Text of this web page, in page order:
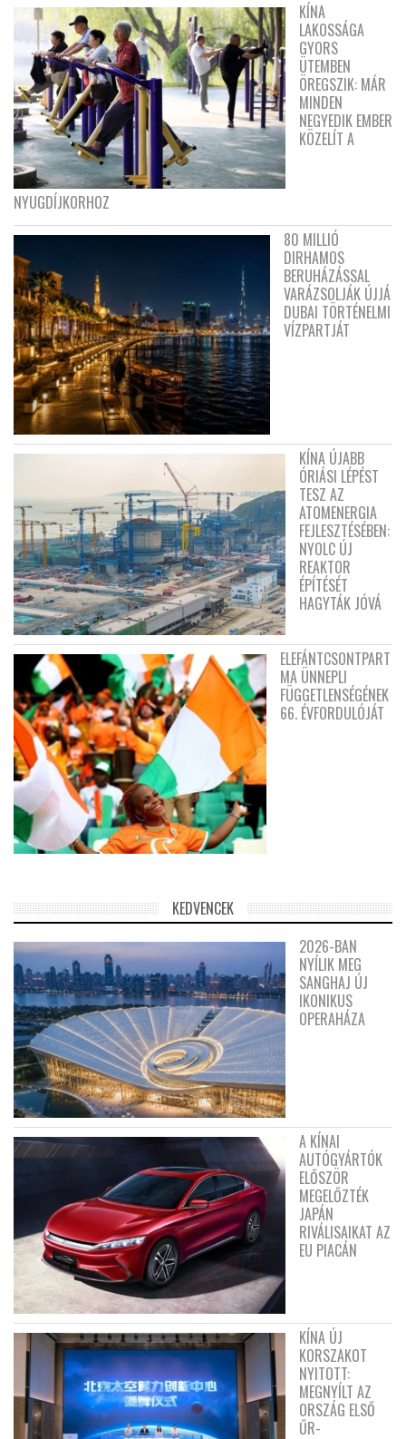
KÍNA
LAKOSSÁGA
GYORS
ÜTEMBEN
ÖREGSZIK: MÁR
MINDEN
NEGYEDIK EMBER
KÖZELÍT A
NYUGDÍJKORHOZ
80 MILLIÓ
DIRHAMOS
BERUHÁZÁSSAL
VARÁZSOLJÁK ÚJJÁ
DUBAI TÖRTÉNELMI
VÍZPARTJÁT
KÍNA ÚJABB
ÓRIÁSI LÉPÉST
TESZ AZ
ATOMENERGIA
FEJLESZTÉSÉBEN:
NYOLC ÚJ
REAKTOR
ÉPÍTÉSÉT
HAGYTÁK JÓVÁ
ELEFÁNTCSONTPART
MA ÜNNEPLI
FÜGGETLENSÉGÉNEK
66. ÉVFORDULÓJÁT
KEDVENCEK
2026-BAN
NYÍLIK MEG
SANGHAJ ÚJ
IKONIKUS
OPERAHÁZA
A KÍNAI
AUTÓGYÁRTÓK
ELŐSZÖR
MEGELŐZTÉK
JAPÁN
RIVÁLISAIKAT AZ
EU PIACÁN
KÍNA ÚJ
KORSZAKOT
NYITOTT:
MEGNYÍLT AZ
ORSZÁG ELSŐ
ŰR-